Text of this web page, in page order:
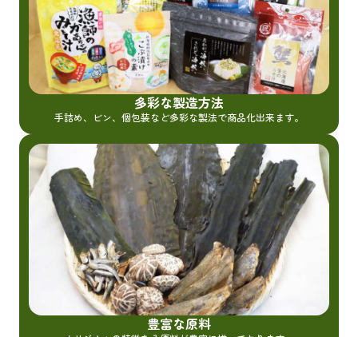
多彩な製造方法
手詰め、ビン、個包装など多彩な製法で商品化出来ます。
豊富な原料